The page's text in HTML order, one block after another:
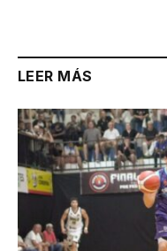
LEER MÁS